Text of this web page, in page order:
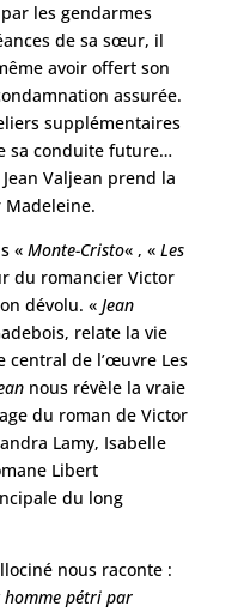
les gendarmes
de sa sœur, il
avoir offert son
assurée.
supplémentaires
sa conduite future…
Valjean prend la
« Monte-Cristo« , « Les
du romancier Victor
dévolu. « Jean
relate la vie
central de l’œuvre Les
nous révèle la vraie
du roman de Victor
Lamy, Isabelle
Libert
du long
nous raconte :
homme pétri par